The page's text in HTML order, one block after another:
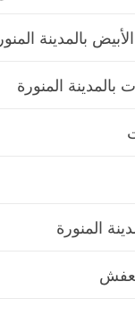
بالمدينة
المنورة
المنورة